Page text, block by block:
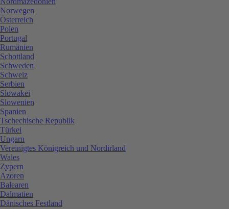
Norwegen
Österreich
Polen
Portugal
Rumänien
Schottland
Schweden
Schweiz
Serbien
Slowakei
Slowenien
Spanien
Tschechische Republik
Türkei
Ungarn
Vereinigtes Königreich und Nordirland
Wales
Zypern
Azoren
Balearen
Dalmatien
Dänisches Festland